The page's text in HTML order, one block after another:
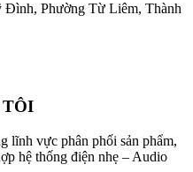
Phường Từ Liêm, Thành
TÔI
lĩnh vực phân phối sản phẩm,
hệ thống điện nhẹ – Audio